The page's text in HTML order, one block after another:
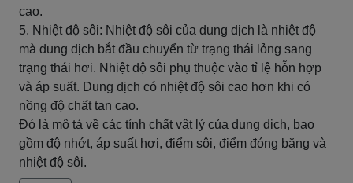
cao.
5. Nhiệt độ sôi: Nhiệt độ sôi của dung dịch là nhiệt độ
mà dung dịch bắt đầu chuyển từ trạng thái lỏng sang
trạng thái hơi. Nhiệt độ sôi phụ thuộc vào tỉ lệ hỗn hợp
và áp suất. Dung dịch có nhiệt độ sôi cao hơn khi có
nồng độ chất tan cao.
Đó là mô tả về các tính chất vật lý của dung dịch, bao
gồm độ nhớt, áp suất hơi, điểm sôi, điểm đóng băng và
nhiệt độ sôi.